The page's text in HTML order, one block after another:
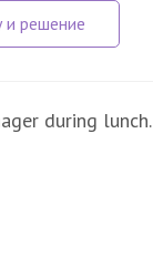
during lunch.